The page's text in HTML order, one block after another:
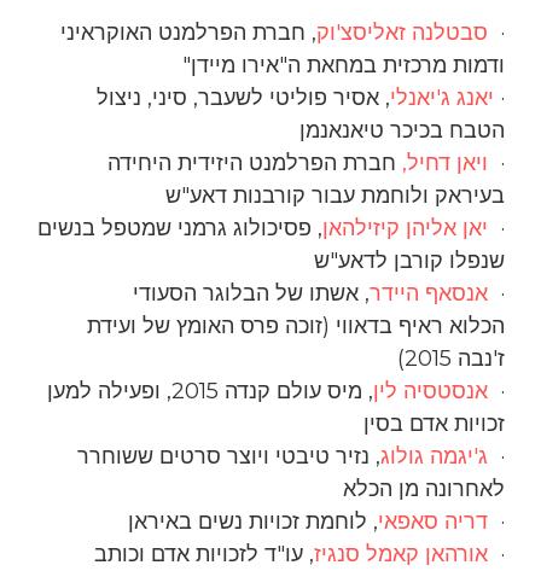
· סבטלנה זאליסצ'וק, חברת הפרלמנט האוקראיני
ודמות מרכזית במחאת ה"אירו מיידן"
· יאנג ג'יאנלי, אסיר פוליטי לשעבר, סיני, ניצול
הטבח בכיכר טיאנאנמן
· ויאן דחיל, חברת הפרלמנט היזידית היחידה
בעיראק ולוחמת עבור קורבנות דאע"ש
· יאן אליהן קיזילהאן, פסיכולוג גרמני שמטפל בנשים
שנפלו קורבן לדאע"ש
· אנסאף היידר, אשתו של הבלוגר הסעודי
הכלוא ראיף בדאווי (זוכה פרס האומץ של ועידת
ז'נבה 2015)
· אנסטסיה לין
, מיס עולם קנדה 2015, ופעילה למען
זכויות אדם בסין
· ג'יגמה גולוג, נזיר טיבטי ויוצר סרטים ששוחרר
לאחרונה מן הכלא
· דריה סאפאי, לוחמת זכויות נשים באיראן
· אורהאן קאמל סנגיז, עו"ד לזכויות אדם וכותב